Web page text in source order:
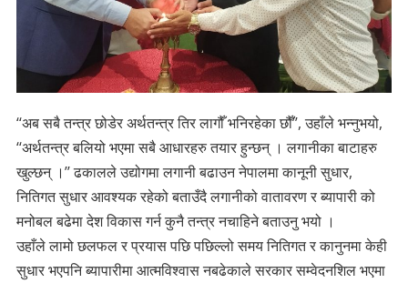
‘‘अब सबै तन्त्र छोडेर अर्थतन्त्र तिर लागौँ भनिरहेका छौँ’’, उहाँले भन्नुभयो,
‘‘अर्थतन्त्र बलियो भएमा सबै आधारहरु तयार हुन्छन् । लगानीका बाटाहरु
खुल्छन् ।’’ ढकालले उद्योगमा लगानी बढाउन नेपालमा कानूनी सुधार,
नितिगत सुधार आवश्यक रहेको बताउँदै लगानीको वातावरण र ब्यापारी को
मनोबल बढेमा देश विकास गर्न कुनै तन्त्र नचाहिने बताउनु भयो ।
उहाँले लामो छलफल र प्रयास पछि पछिल्लो समय नितिगत र कानुनमा केही
सुधार भएपनि ब्यापारीमा आत्मविश्वास नबढेकाले सरकार सम्वेदनशिल भएमा